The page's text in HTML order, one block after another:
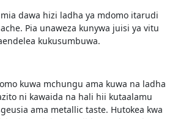
dawa hizi ladha ya mdomo itarudi
Pia unaweza kunywa juisi ya vitu
kukusumbuwa.
kuwa mchungu ama kuwa na ladha
ni kawaida na hali hii kutaalamu
ama metallic taste. Hutokea kwa